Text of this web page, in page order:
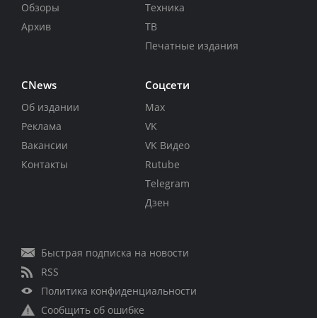
Обзоры
Архив
Техника
ТВ
Печатные издания
CNews
Об издании
Реклама
Вакансии
Контакты
Соцсети
Max
VK
VK Видео
Rutube
Telegram
Дзен
Быстрая подписка на новости
RSS
Политика конфиденциальности
Сообщить об ошибке